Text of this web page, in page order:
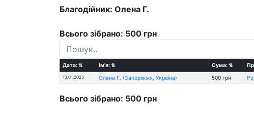
Благодійник: Олена Г.
Всього зібрано: 500 грн
Дата:⇅ Ім'я:⇅ Сума:⇅
13.01.2025 Олена Г. (Запоріжжя, Україна) 500 грн
Всього зібрано: 500 грн